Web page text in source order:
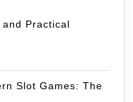
Practical
Slot Games: The